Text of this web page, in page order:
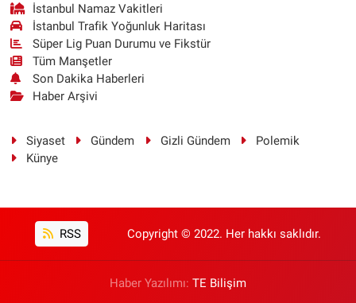
İstanbul Namaz Vakitleri
İstanbul Trafik Yoğunluk Haritası
Süper Lig Puan Durumu ve Fikstür
Tüm Manşetler
Son Dakika Haberleri
Haber Arşivi
Siyaset Gündem Gizli Gündem
Polemik
Künye
RSS Copyright © 2022. Her hakkı saklıdır.
Haber Yazılımı: TE Bilişim